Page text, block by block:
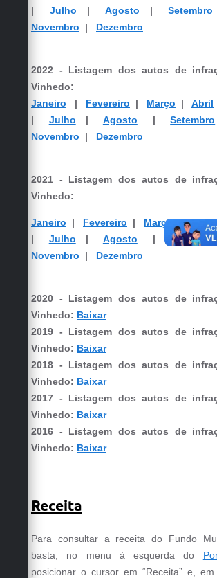
Carta de Serviços
Galeria de Vídeos
Legislação
Serviços Online
| Julho | Agosto |Setembro
Novembro | Dezembro
2022 - Listagem dos autos de
Vinhedo:
Janeiro | Fevereiro | Março | Abril
| Julho | Agosto |Setembro
Novembro | Dezembro
2021 - Listagem dos autos de
Vinhedo:
Janeiro | Fevereiro | Março|Abril
| ​ Julho | Agosto | Setembro
Novembro | Dezembro
2020 - Listagem dos autos de
Vinhedo: Baixar
2019 - Listagem dos autos de
Vinhedo: Baixar
2018 - Listagem dos autos de
Vinhedo: Baixar
2017 - Listagem dos autos de
Vinhedo: Baixar
2016 - Listagem dos autos de
Vinhedo: Baixar
Receita
Para consultar a receita do Fundo
basta, no menu à esquerda do
posicionar o cursor em “Receita” e,